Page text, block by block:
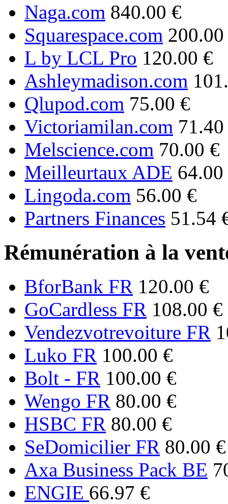
Naga.com 840.00 €
Squarespace.com
L by LCL Pro 120.00 €
Ashleymadison.com
Qlupod.com 75.00 €
Victoriamilan.com
Melscience.com 70.00 €
Meilleurtaux ADE 64.00
Lingoda.com 56.00 €
Partners Finances 51.54
Rémunération à la
BforBank FR 120.00 €
GoCardless FR 108.00 €
Vendezvotrevoiture FR
Luko FR 100.00 €
Bolt - FR 100.00 €
Wengo FR 80.00 €
HSBC FR 80.00 €
SeDomicilier FR 80.00 €
Axa Business Pack BE
ENGIE 66.97 €